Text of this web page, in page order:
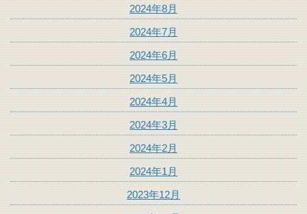
2024年8月
2024年7月
2024年6月
2024年5月
2024年4月
2024年3月
2024年2月
2024年1月
2023年12月